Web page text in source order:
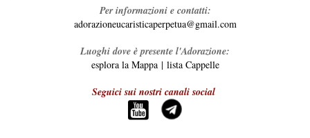
Per informazioni e contatti:
adorazioneucaristicaperpetua@gmail.com
Luoghi dove è presente l'Adorazione:
esplora la Mappa| lista Cappelle
Seguici sui nostri canali social